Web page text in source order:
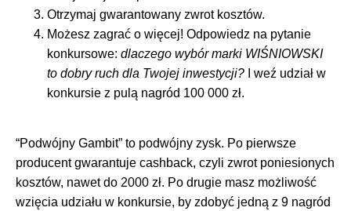
Otrzymaj gwarantowany zwrot kosztów.
Możesz zagrać o więcej! Odpowiedz na pytanie
konkursowe: dlaczego wybór marki WIŚNIOWSKI
to dobry ruch dla Twojej inwestycji?
I weź udział w
konkursie z pulą nagród 100 000 zł.
“Podwójny Gambit” to podwójny zysk. Po pierwsze
producent gwarantuje cashback, czyli zwrot poniesionych
kosztów, nawet do 2000 zł. Po drugie masz możliwość
wzięcia udziału w konkursie, by zdobyć jedną z 9 nagród